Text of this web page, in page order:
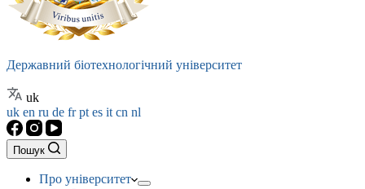
Державний біотехнологічний університет
uk
uk en ru de frpt es it cn nl
Пошук
Про університет